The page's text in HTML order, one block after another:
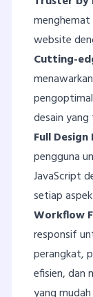
website
Cutting-
desain
Full
pengguna
JavaScript
setiap
Workflow
responsif
perangkat,
efisien, dan
yang